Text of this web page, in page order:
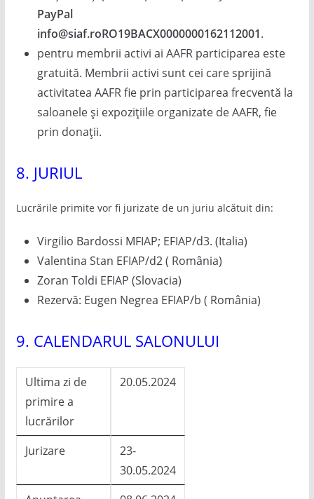
PayPal
info@siaf.roRO19BACX0000000162112001.
pentru membrii activi ai AAFR participarea este
gratuită. Membrii activi sunt cei care sprijină
activitatea AAFR fie prin participarea frecventă la
saloanele și expozițiile organizate de AAFR, fie
prin donații.
8. JURIUL
Lucrările primite vor fi jurizate de un juriu alcătuit din:
Virgilio Bardossi MFIAP; EFIAP/d3. (Italia)
Valentina Stan EFIAP/d2 ( România)
Zoran Toldi EFIAP (Slovacia)
Rezervă: Eugen Negrea EFIAP/b ( România)
9. CALENDARUL SALONULUI
Ultima zi de
primire a
lucrărilor
20.05.2024
Jurizare
23-
30.05.2024